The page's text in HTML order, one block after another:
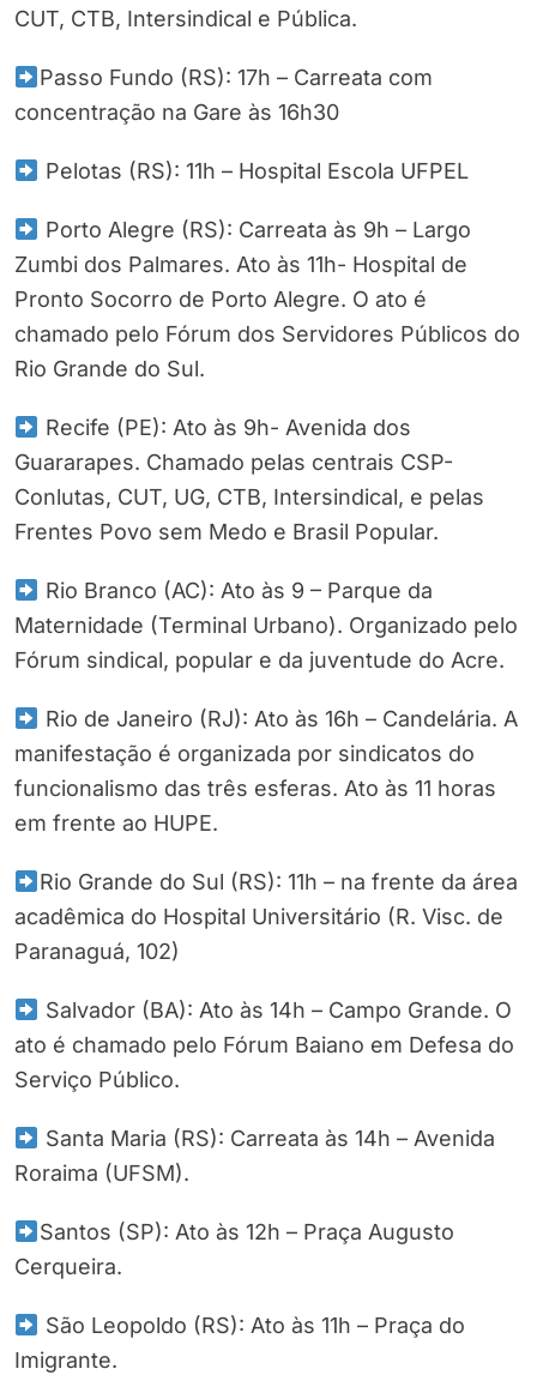
CUT, CTB, Intersindical e Pública.
Passo Fundo (RS): 17h – Carreata com
concentração na Gare às 16h30
Pelotas (RS): 11h – Hospital Escola UFPEL
Porto Alegre (RS): Carreata às 9h – Largo
Zumbi dos Palmares. Ato às 11h- Hospital de
Pronto Socorro de Porto Alegre. O ato é
chamado pelo Fórum dos Servidores Públicos do
Rio Grande do Sul.
Recife (PE): Ato às 9h- Avenida dos
Guararapes. Chamado pelas centrais CSP-
Conlutas, CUT, UG, CTB, Intersindical, e pelas
Frentes Povo sem Medo e Brasil Popular.
Rio Branco (AC): Ato às 9 – Parque da
Maternidade (Terminal Urbano). Organizado pelo
Fórum sindical, popular e da juventude do Acre.
Rio de Janeiro (RJ): Ato às 16h – Candelária. A
manifestação é organizada por sindicatos do
funcionalismo das três esferas. Ato às 11 horas
em frente ao HUPE.
Rio Grande do Sul (RS): 11h – na frente da área
acadêmica do Hospital Universitário (R. Visc. de
Paranaguá, 102)
Salvador (BA): Ato às 14h – Campo Grande. O
ato é chamado pelo Fórum Baiano em Defesa do
Serviço Público.
Santa Maria (RS): Carreata às 14h – Avenida
Roraima (UFSM).
Santos (SP): Ato às 12h – Praça Augusto
Cerqueira.
São Leopoldo (RS): Ato às 11h – Praça do
Imigrante.